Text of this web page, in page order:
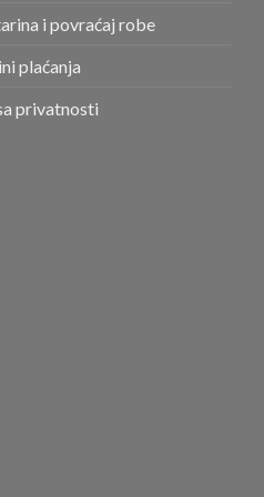
i povraćaj robe
plaćanja
privatnosti